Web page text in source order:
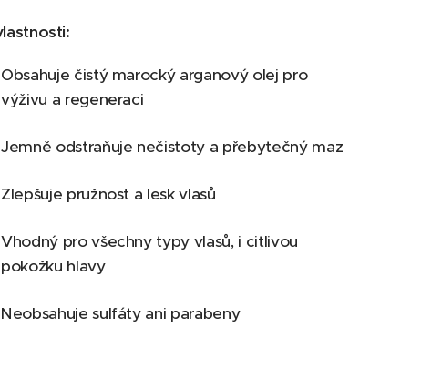
Obsahuje čistý marocký arganový olej pro
výživu a regeneraci
Jemně odstraňuje nečistoty a přebytečný maz
Zlepšuje pružnost a lesk vlasů
Vhodný pro všechny typy vlasů, i citlivou
pokožku hlavy
Neobsahuje sulfáty ani parabeny